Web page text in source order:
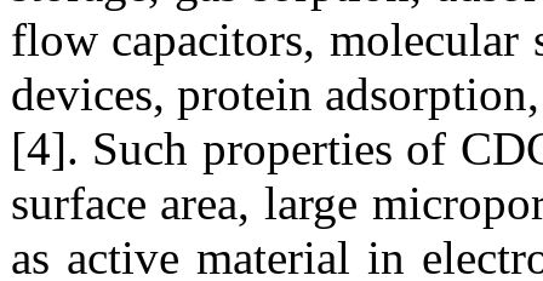
flow capacitors, molecular
devices, protein
[4]. Such properties of
surface area, large
as active material in